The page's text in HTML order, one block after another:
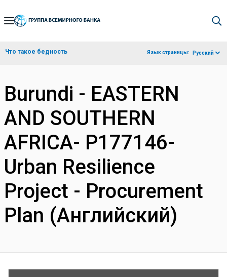
Skip
Navigation
Что такое бедность Язык страницы: Русский
Burundi - EASTERN
AND SOUTHERN
AFRICA- P177146-
Urban Resilience
Project - Procurement
Plan (Английский)